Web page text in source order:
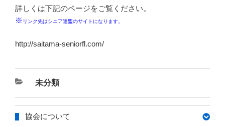
詳しくは下記のページをご覧ください。
※ リンク先はシニア連盟のサイトになります。
http://saitama-seniorfl.com/
カ
テ
リ
未分類
協会について